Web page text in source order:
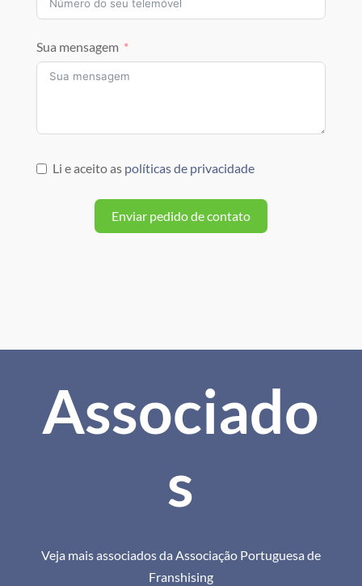
Sua mensagem
Li e aceito as políticas de privacidade
Enviar pedido de contato
Associado
s
Veja mais associados da Associação Portuguesa de
Franshising